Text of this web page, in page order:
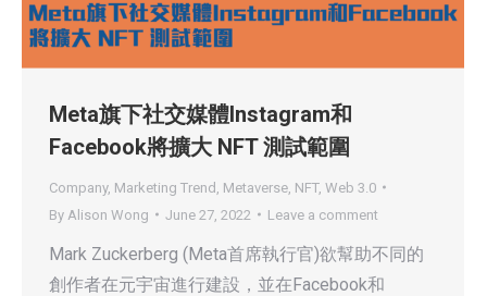
Meta旗下社交媒體Instagram和
Facebook將擴大 NFT 測試範圍
Company, Marketing Trend Metaverse NFT, Web 3.0
By Alison Wong June 27, 2022 Leave a comment
Mark Zuckerberg (Meta首席執行官)欲幫助不同的
創作者在元宇宙進行建設，並在Facebook和